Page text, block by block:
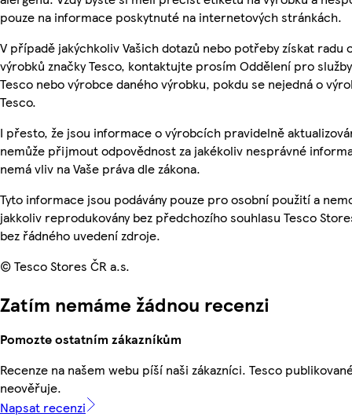
pouze na informace poskytnuté na internetových stránkách.
V případě jakýchkoliv Vašich dotazů nebo potřeby získat radu
výrobků značky Tesco, kontaktujte prosím Oddělení pro
Tesco nebo výrobce daného výrobku, pokdu se nejedná o
Tesco.
I přesto, že jsou informace o výrobcích pravidelně
nemůže přijmout odpovědnost za jakékoliv nesprávné
nemá vliv na Vaše práva dle zákona.
Tyto informace jsou podávány pouze pro osobní použití a
jakkoliv reprodukovány bez předchozího souhlasu Tesco
bez řádného uvedení zdroje.
© Tesco Stores ČR a.s.
Zatím nemáme žádnou recenzi
Pomozte ostatním zákazníkům
Recenze na našem webu píší naši zákazníci. Tesco
neověřuje.
Napsat recenzi